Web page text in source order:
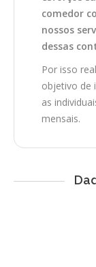
comedor
nossos
dessas
Por isso
objetivo de
as
mensais.